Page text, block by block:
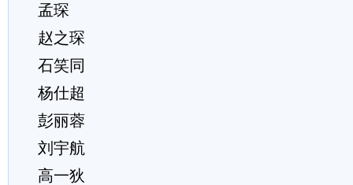
孟琛
赵之琛
石笑同
杨仕超
彭丽蓉
刘宇航
高一狄